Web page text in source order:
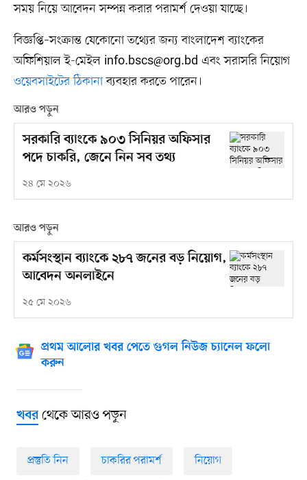
সময় নিয়ে আবেদন সম্পন্ন করার পরামর্শ দেওয়া যাচ্ছে।
বিজ্ঞপ্তি–সংক্রান্ত যেকোনো তথ্যের জন্য বাংলাদেশ ব্যাংকের
অফিশিয়াল ই-মেইল info.bscs@org.bd এবং সরাসরি নিয়োগ
ওয়েবসাইটের ঠিকানাব্যবহার করতে পারেন।
আরও পড়ুন
সরকারি ব্যাংকে ৯০৩ সিনিয়র অফিসার
পদে চাকরি, জেনে নিন সব তথ্য
২৪ মে ২০২৬
আরও পড়ুন
কর্মসংস্থান ব্যাংকে ২৮৭ জনের বড় নিয়োগ,
আবেদন অনলাইনে
২৫ মে ২০২৬
প্রথম আলোর খবর পেতে গুগল নিউজ চ্যানেল ফলো
করুন
খবরথেকে আরও পড়ুন
প্রস্তুতি নিন চাকরির পরামর্শ নিয়োগ